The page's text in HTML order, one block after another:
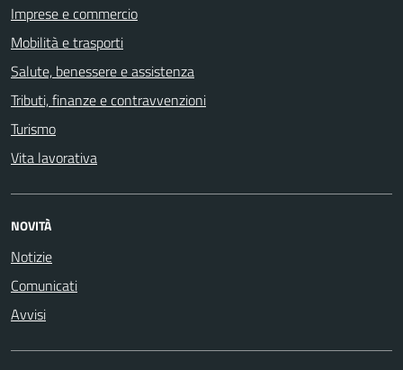
Imprese e commercio
Mobilità e trasporti
Salute, benessere e assistenza
Tributi, finanze e contravvenzioni
Turismo
Vita lavorativa
NOVITÀ
Notizie
Comunicati
Avvisi